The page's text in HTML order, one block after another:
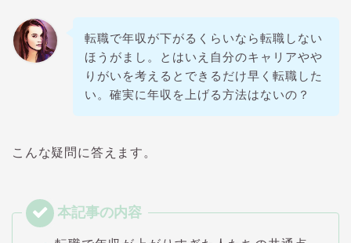
転職で年収が下がるくらいなら転職しない
ほうがまし。とはいえ自分のキャリアやや
りがいを考えるとできるだけ早く転職した
い。確実に年収を上げる方法はないの？
こんな疑問に答えます。